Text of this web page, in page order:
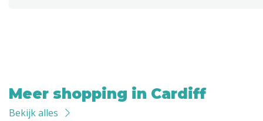
Meer shopping in Cardiff
Bekijk alles